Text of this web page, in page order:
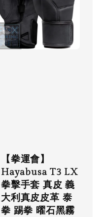
【拳運會】
Hayabusa T3 LX
拳擊手套 真皮 義
大利真皮皮革 泰
拳 踢拳 曜石黑霧